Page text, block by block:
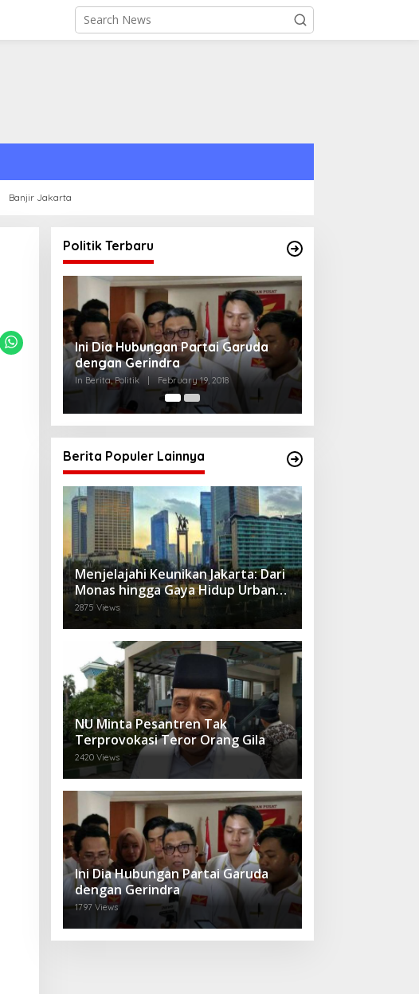
Banjir Jakarta
Politik Terbaru
Strategi PPP Menangkan Duet
Ganjar dan Gus Yasin
In Berita, Politik February 19, 2018
Berita Populer Lainnya
Menjelajahi Keunikan Jakarta: Dari
Monas hingga Gaya Hidup Urban
yang Beragam
2875 Views
NU Minta Pesantren Tak
Terprovokasi Teror Orang Gila
2420 Views
Ini Dia Hubungan Partai Garuda
dengan Gerindra
1797 Views